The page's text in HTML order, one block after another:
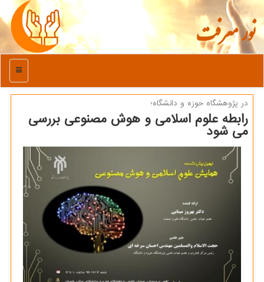
نور معرفت
منو
در پژوهشگاه حوزه و دانشگاه؛
رابطه علوم اسلامی و هوش مصنوعی بررسی
می شود